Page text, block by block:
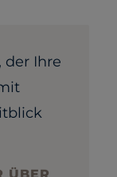
der Ihre